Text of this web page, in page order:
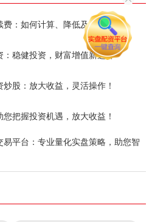
：如何计算、降低及省钱攻略
稳健投资，财富增值新选择
股：放大收益，灵活操作！
把握投资机遇，放大收益！
平台：专业量化实盘策略，助您智